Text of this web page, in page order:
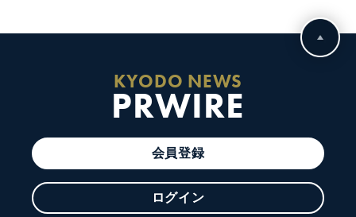
KYODO NEWS
PRWIRE
会員登録
ログイン